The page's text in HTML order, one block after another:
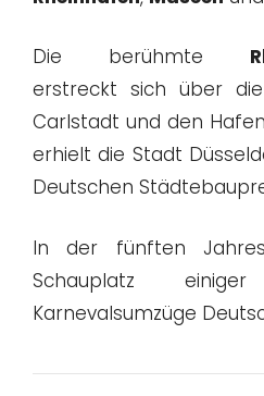
Die berühmte
erstreckt sich über
Carlstadt und den
erhielt die Stadt
Deutschen
In der fünften
Schauplatz
Karnevalsumzüge